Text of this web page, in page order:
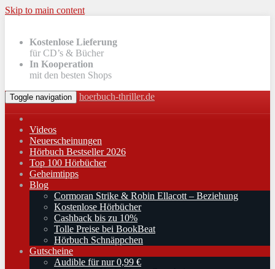
Skip to main content
Kostenlose Lieferung
für CD’s & Bücher
In Kooperation
mit den besten Shops
Toggle navigation hoerbuch-thriller.de
Videos
Neuerscheinungen
Hörbuch Bestseller 2026
Top 100 Hörbücher
Geheimtipps
Blog
Cormoran Strike & Robin Ellacott – Beziehung
Kostenlose Hörbücher
Cashback bis zu 10%
Tolle Preise bei BookBeat
Hörbuch Schnäppchen
Gutscheine
Audible für nur 0,99 €